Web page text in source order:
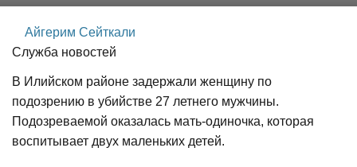
Айгерим Сейткали
Служба новостей
В Илийском районе задержали женщину по
подозрению в убийстве 27 летнего мужчины.
Подозреваемой оказалась мать-одиночка, которая
воспитывает двух маленьких детей.